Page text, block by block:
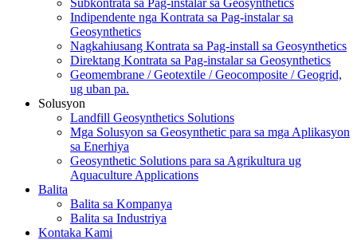
Subkontrata sa Pag-instalar sa Geosynthetics
Indipendente nga Kontrata sa Pag-instalar sa
Geosynthetics
Nagkahiusang Kontrata sa Pag-install sa Geosynthetics
Direktang Kontrata sa Pag-instalar sa Geosynthetics
Geomembrane / Geotextile / Geocomposite / Geogrid,
ug uban pa.
Solusyon
Landfill Geosynthetics Solutions
Mga Solusyon sa Geosynthetic para sa mga Aplikasyon
sa Enerhiya
Geosynthetic Solutions para sa Agrikultura ug
Aquaculture Applications
Balita
Balita sa Kompanya
Balita sa Industriya
Kontaka Kami